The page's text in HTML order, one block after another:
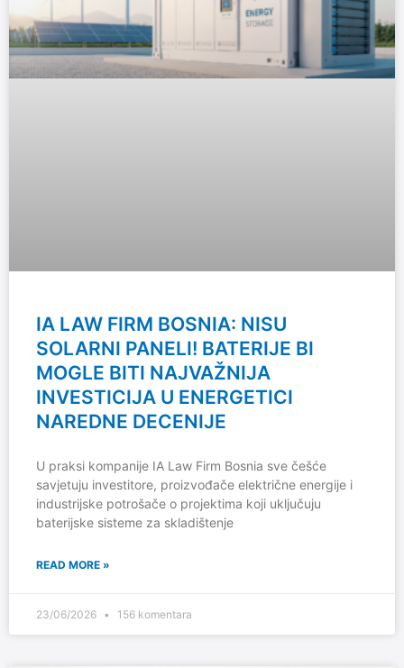
IA LAW FIRM BOSNIA: NISU
SOLARNI PANELI! BATERIJE BI
MOGLE BITI NAJVAŽNIJA
INVESTICIJA U ENERGETICI
NAREDNE DECENIJE
U praksi kompanije IA Law Firm Bosnia sve češće
savjetuju investitore, proizvođače električne energije i
industrijske potrošače o projektima koji uključuju
baterijske sisteme za skladištenje
READ MORE »
23/06/2026 156 komentara